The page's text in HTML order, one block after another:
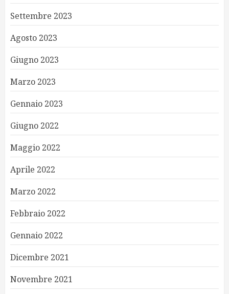
Settembre 2023
Agosto 2023
Giugno 2023
Marzo 2023
Gennaio 2023
Giugno 2022
Maggio 2022
Aprile 2022
Marzo 2022
Febbraio 2022
Gennaio 2022
Dicembre 2021
Novembre 2021